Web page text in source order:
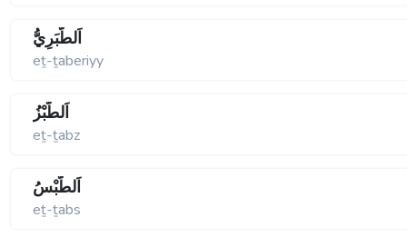
اَلطَّبَرِيُّ
eṯ-ṯaberiyy
اَلطَّبْزُ
eṯ-ṯabz
اَلطَّبْسُ
eṯ-ṯabs